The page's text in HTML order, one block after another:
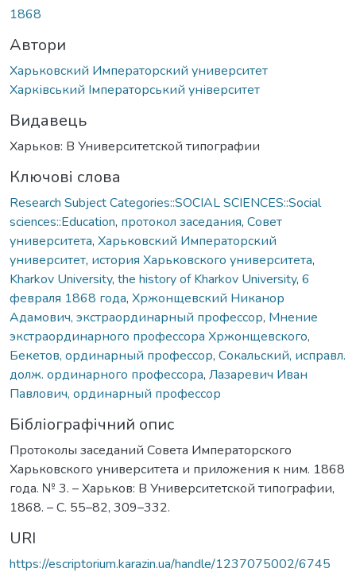
1868
Автори
Харьковский Императорский университет
Харківський Імператорський університет
Видавець
Харьков: В Университетской типографии
Ключові слова
Research Subject Categories::SOCIAL SCIENCES::Social
sciences::Education, протокол заседания, Совет
университета, Харьковский Императорский
университет, история Харьковского университета,
Kharkov University, the history of Kharkov University, 6
февраля 1868 года, Хржонщевский Никанор
Адамович, экстраординарный профессор, Мнение
экстраординарного профессора Хржонщевского,
Бекетов, ординарный профессор, Сокальский, исправл.
долж. ординарного профессора, Лазаревич Иван
Павлович, ординарный профессор
Бібліографічний опис
Протоколы заседаний Совета Императорского
Харьковского университета и приложения к ним. 1868
года. № 3. – Харьков: В Университетской типографии,
1868. – С. 55–82, 309–332.
URI
https://escriptorium.karazin.ua/handle/1237075002/6745